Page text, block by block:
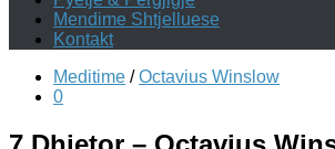
Mendime Shtjelluese
Kontakt
Meditime / Octavius Winslow
0